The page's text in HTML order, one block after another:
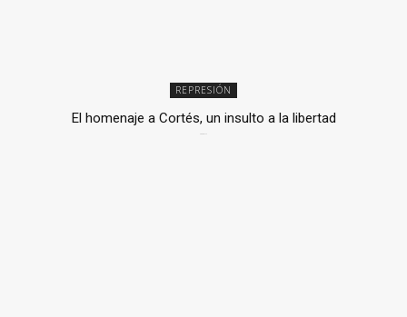
REPRESIÓN
El homenaje a Cortés, un insulto a la libertad